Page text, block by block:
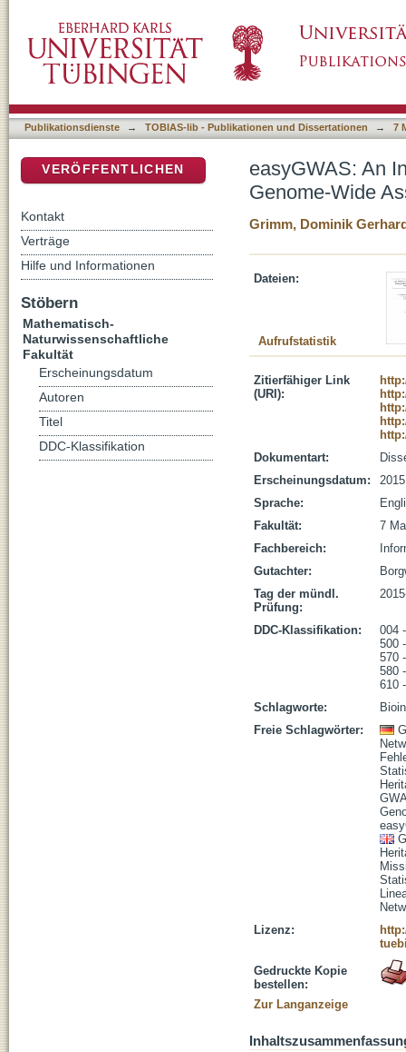
Studies
Publikationsdienste → TOBIAS-lib - Publikationen und Dissertationen → 7
easyGWAS: An
Genome-Wide
Grimm, Dominik
Dateien:
Aufrufstatistik
Zitierfähiger Link
(URI):
Dokumentart:
Erscheinungsdatum:
2015
Sprache:
Fakultät:
7
Fachbereich:
Gutachter:
Tag der mündl.
Prüfung:
DDC-Klassifikation:
004
500
570
580
610
Schlagworte:
Freie Schlagwörter:
Lizenz:
Gedruckte Kopie
bestellen:
Zur Langanzeige
VERÖFFENTLICHEN
Kontakt
Verträge
Hilfe und Informationen
Stöbern
Mathematisch-
Naturwissenschaftliche
Fakultät
Erscheinungsdatum
Autoren
Titel
DDC-Klassifikation